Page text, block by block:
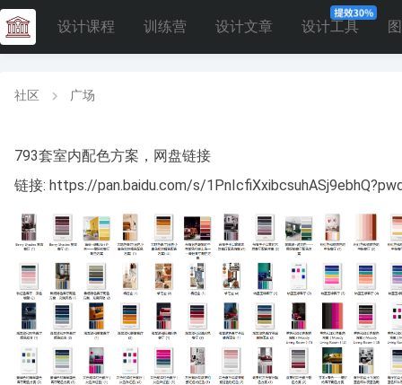
设计课程 训练营 设计文章 设计工具
社区 广场
793套室内配色方案，网盘链接
链接: https://pan.baidu.com/s/